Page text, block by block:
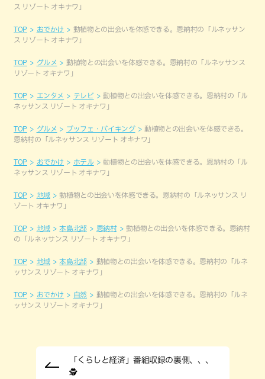
ス リゾート オキナワ」
TOP おでかけ
動植物との出会いを体感できる。恩納村の「ルネッサン
ス リゾート オキナワ」
TOP グルメ
動植物との出会いを体感できる。恩納村の「ルネッサンス
リゾート オキナワ」
TOP エンタメ テレビ
動植物との出会いを体感できる。恩納村の「ル
ネッサンス リゾート オキナワ」
TOP グルメ ブッフェ・バイキング
動植物との出会いを体感できる。
恩納村の「ルネッサンス リゾート オキナワ」
TOP おでかけ ホテル
動植物との出会いを体感できる。恩納村の「ル
ネッサンス リゾート オキナワ」
TOP 地域
動植物との出会いを体感できる。恩納村の「ルネッサンス リ
ゾート オキナワ」
TOP 地域 本島北部 恩納村
動植物との出会いを体感できる。恩納村
の「ルネッサンス リゾート オキナワ」
TOP 地域 本島北部
動植物との出会いを体感できる。恩納村の「ルネ
ッサンス リゾート オキナワ」
TOP おでかけ 自然
動植物との出会いを体感できる。恩納村の「ルネ
ッサンス リゾート オキナワ」
「くらしと経済」番組収録の裏側、、、
🕵